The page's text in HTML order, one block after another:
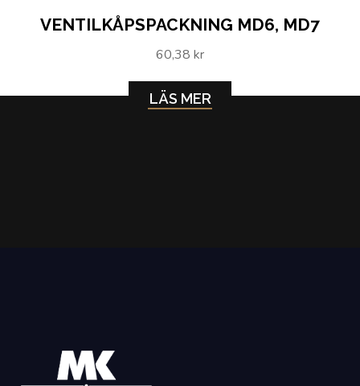
VENTILKÅPSPACKNING MD6, MD7
60,38 kr
LÄS MER